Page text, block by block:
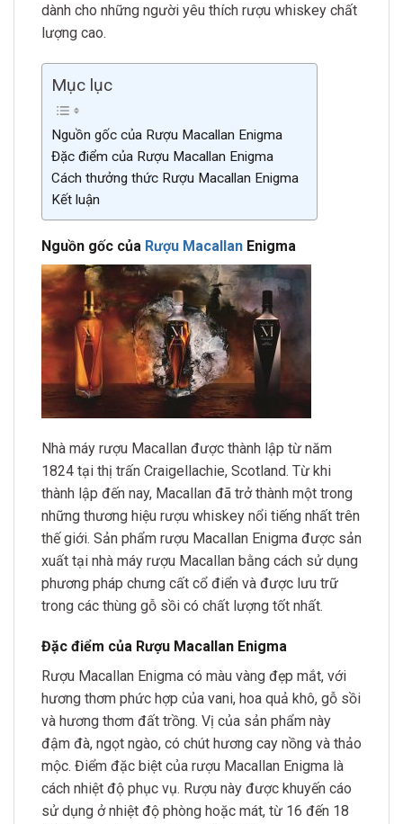
dành cho những người yêu thích rượu whiskey chất
lượng cao.
Mục lục
Nguồn gốc của Rượu Macallan Enigma
Đặc điểm của Rượu Macallan Enigma
Cách thưởng thức Rượu Macallan Enigma
Kết luận
Nguồn gốc của Rượu Macallan Enigma
Nhà máy rượu Macallan được thành lập từ năm
1824 tại thị trấn Craigellachie, Scotland. Từ khi
thành lập đến nay, Macallan đã trở thành một trong
những thương hiệu rượu whiskey nổi tiếng nhất trên
thế giới. Sản phẩm rượu Macallan Enigma được sản
xuất tại nhà máy rượu Macallan bằng cách sử dụng
phương pháp chưng cất cổ điển và được lưu trữ
trong các thùng gỗ sồi có chất lượng tốt nhất.
Đặc điểm của Rượu Macallan Enigma
Rượu Macallan Enigma có màu vàng đẹp mắt, với
hương thơm phức hợp của vani, hoa quả khô, gỗ sồi
và hương thơm đất trồng. Vị của sản phẩm này
đậm đà, ngọt ngào, có chút hương cay nồng và thảo
mộc. Điểm đặc biệt của rượu Macallan Enigma là
cách nhiệt độ phục vụ. Rượu này được khuyến cáo
sử dụng ở nhiệt độ phòng hoặc mát, từ 16 đến 18